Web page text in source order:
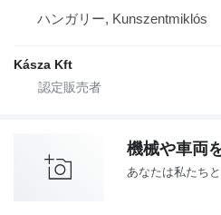
ハンガリー, Kunszentmiklós
Kásza Kft
機械や車両
あなたは私たち